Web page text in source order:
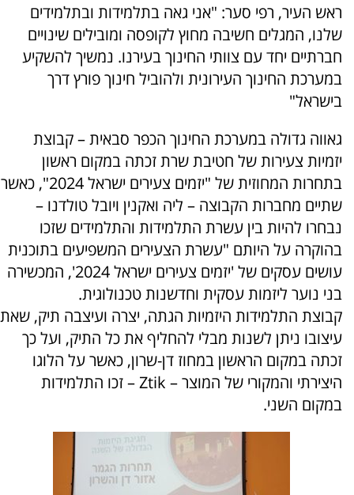
ראש העיר, רפי סער: "אני גאה בתלמידות ובתלמידים
שלנו, המגלים חשיבה מחוץ לקופסה ומובילים שינויים
חברתיים יחד עם צוותי החינוך בעירנו. נמשיך להשקיע
במערכת החינוך העירונית ולהוביל חינוך פורץ דרך
בישראל"
גאווה גדולה במערכת החינוך הכפר סבאית – קבוצת
יזמיות צעירות של חטיבת שרת זכתה במקום ראשון
בתחרות המחוזית של "יזמים צעירים ישראל 2024", כאשר
שתיים מחברות הקבוצה – ליה ואקנין ויובל טולדנו –
נבחרו להיות בין עשרת התלמידות והתלמידים שזכו
בהוקרה על היותם "עשרת הצעירים המשפיעים בתוכנית
עושים עסקים של 'יזמים צעירים ישראל 2024', המכשירה
בני נוער ליזמות עסקית וחדשנות טכנולוגית.
קבוצת התלמידות היזמיות הגתה, יצרה ועיצבה תיק, שאת
עיצובו ניתן לשנות מבלי להחליף את כל התיק, ועל כך
זכתה במקום הראשון במחוז דן-שרון, כאשר על הלוגו
היצירתי והמקורי של המוצר – Ztik – זכו התלמידות
במקום השני.